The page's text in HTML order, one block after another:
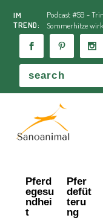
IM
TREND:
Podcast #59 -
Sommerhitze
Pferd
egesu
ndhei
t
Pfer
defüt
teru
ng